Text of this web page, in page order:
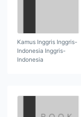
Kamus Inggris Inggris-
Indonesia Inggris-
Indonesia